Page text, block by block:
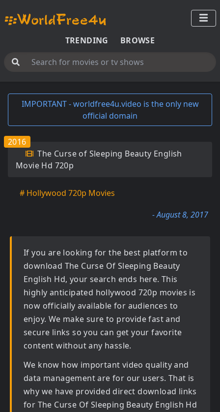
TRENDING BROWSE
IMPORTANT - worldfree4u.video is the only new
official domain
The Curse of Sleeping Beauty English
Movie Hd 720p
2016
# Hollywood 720p Movies
- August 8, 2017
If you are looking for the best platform to
download The Curse Of Sleeping Beauty
English Hd, your search ends here. This
highly anticipated hollywood 720p movies is
now officially available for audiences to
enjoy. We make sure to provide fast and
secure links so you can get your favorite
content without any hassle.
We know how important video quality and
data management are for our users. That is
why we have provided direct download links
for The Curse Of Sleeping Beauty English Hd